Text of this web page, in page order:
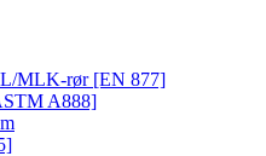
MLK-rør [EN 877]
A888]